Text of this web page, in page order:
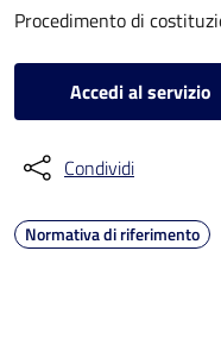
Procedimento di
Accedi al servizio
Condividi
Normativa di riferimento